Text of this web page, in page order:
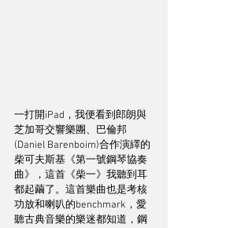
一打開iPad，我便看到郎朗與
芝加哥交響樂團、巴倫邦
(Daniel Barenboim)合作演繹的
柴可夫斯基《第一號鋼琴協奏
曲》，這首《柴一》我聽到耳
都起繭了。這首樂曲也是考核
功放和喇叭的benchmark，愛
聽古典音樂的樂迷都知道，鋼